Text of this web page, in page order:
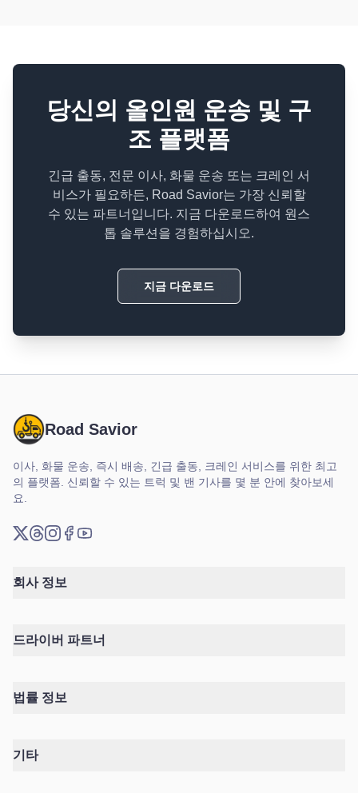
당신의 올인원 운송 및 구
조 플랫폼
긴급 출동, 전문 이사, 화물 운송 또는 크레인 서
비스가 필요하든, Road Savior는 가장 신뢰할
수 있는 파트너입니다. 지금 다운로드하여 원스
톱 솔루션을 경험하십시오.
지금 다운로드
Road Savior
이사, 화물 운송, 즉시 배송, 긴급 출동, 크레인 서비스를 위한 최고
의 플랫폼. 신뢰할 수 있는 트럭 및 밴 기사를 몇 분 안에 찾아보세
요.
회사 정보
드라이버 파트너
법률 정보
기타